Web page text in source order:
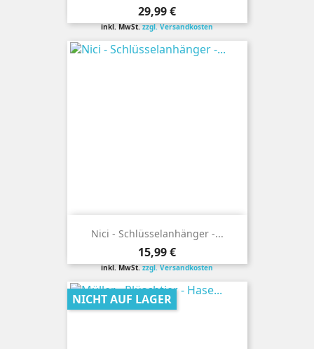
Preis
29,99 €
inkl. MwSt.zzgl. Versandkosten
Nici - Schlüsselanhänger -...
Preis
15,99 €
inkl. MwSt.zzgl. Versandkosten
NICHT AUF LAGER